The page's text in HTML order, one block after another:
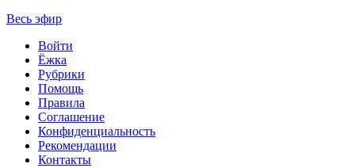
Весь эфир
Войти
Ёжка
Рубрики
Помощь
Правила
Соглашение
Конфиденциальность
Рекомендации
Контакты